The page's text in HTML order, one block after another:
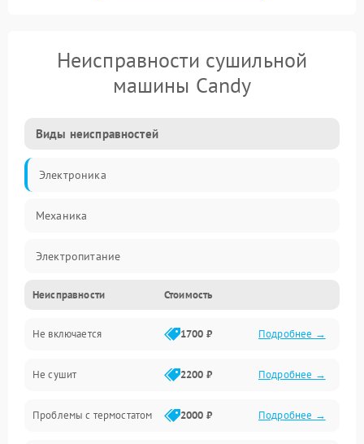
Неисправности сушильной
машины Candy
Виды неисправностей
Электроника
Механика
Электропитание
Нагрев
Механические повреждения
Оптика
Программное обеспечение
Неисправности Стоимость
Не включается 1700 ₽ Подробнее →
Не сушит 2200 ₽ Подробнее →
Проблемы с термостатом 2000 ₽ Подробнее →